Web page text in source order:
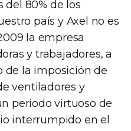
del 80% de los
país y Axel no es
la empresa
y trabajadores, a
de la imposición de
ventiladores y
periodo virtuoso de
interrumpido en el